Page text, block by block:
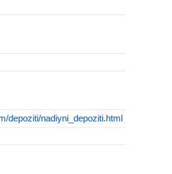
depoziti/nadiyni_depoziti.html